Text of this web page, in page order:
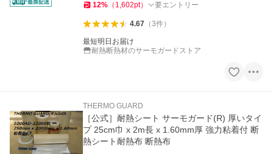
12% （ 1,602pt） 要エントリー
4.67（3件）
最短明日お届け
耐熱断熱材のサーモガードストア
THERMO GUARD
［公式］耐熱シート サーモガード(R) 厚いタイ
プ 25cm巾 x 2m長 x 1.60mm厚 強力粘着付 断
熱シート耐熱布 断熱布